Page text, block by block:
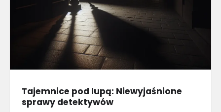
Tajemnice pod lupą: Niewyjaśnione
sprawy detektywów